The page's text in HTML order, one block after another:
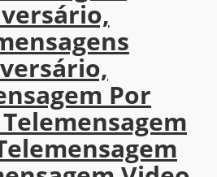
Por